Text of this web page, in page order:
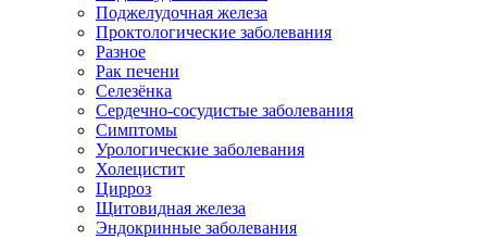
Поджелудочная железа
Проктологические заболевания
Разное
Рак печени
Селезёнка
Сердечно-сосудистые заболевания
Симптомы
Урологические заболевания
Холецистит
Цирроз
Щитовидная железа
Эндокринные заболевания